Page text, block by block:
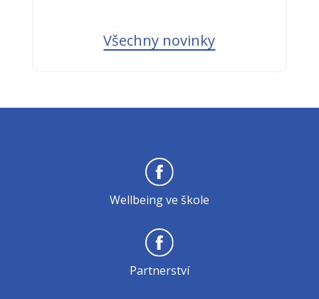
Všechny novinky
Wellbeing ve škole
Partnerství